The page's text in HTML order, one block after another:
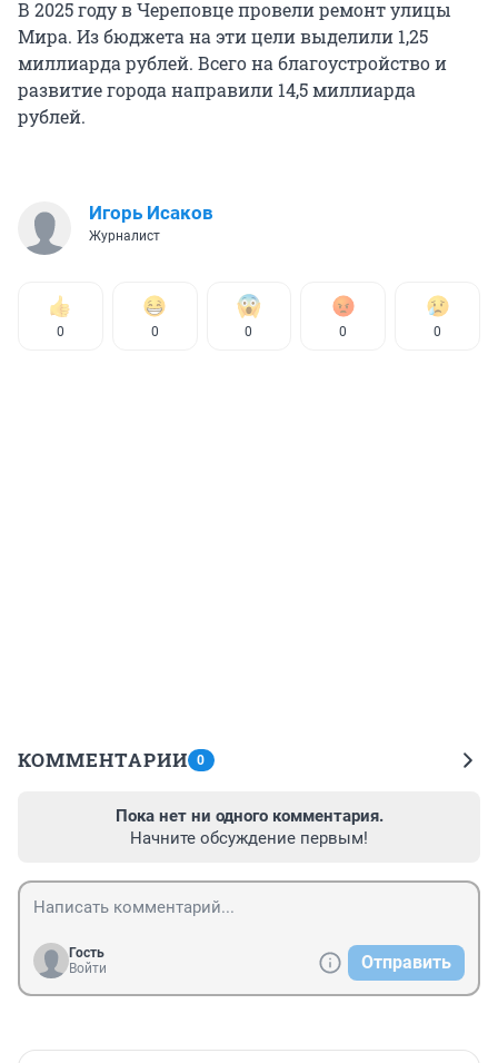
В 2025 году в Череповце провели ремонт улицы
Мира. Из бюджета на эти цели выделили 1,25
миллиарда рублей. Всего на благоустройство и
развитие города направили 14,5 миллиарда
рублей.
Игорь Исаков
Журналист
0 0 0 0 0
КОММЕНТАРИИ 0
Пока нет ни одного комментария.
Начните обсуждение первым!
Гость
Войти
Отправить